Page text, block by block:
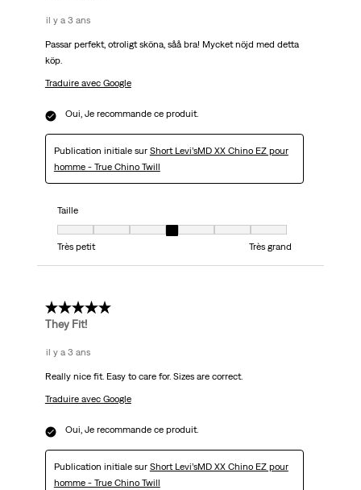
il y a 3 ans
Passar perfekt, otroligt sköna, såå bra! Mycket nöjd med detta
köp.
Traduire avec Google
Oui, Je recommande ce produit.
Publication initiale sur Short Levi’sMD XX Chino EZ pour
homme - True Chino Twill
Taille
Taille, 4 sur 7, où 1 est égal à Très petit et 7 est égal à Très grand
Très petit
Très grand
5 étoile(s) sur 5.
They Fit!
il y a 3 ans
Really nice fit. Easy to care for. Sizes are correct.
Traduire avec Google
Oui, Je recommande ce produit.
Publication initiale sur Short Levi’sMD XX Chino EZ pour
homme - True Chino Twill